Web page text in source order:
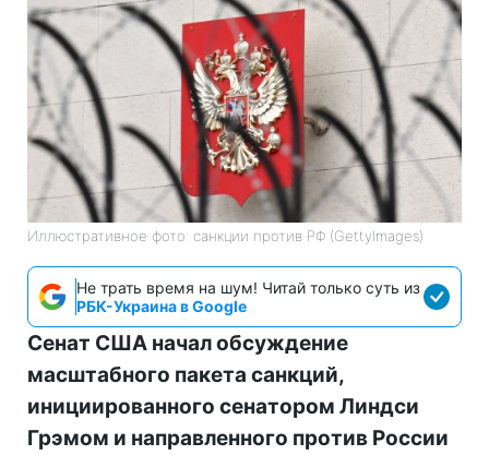
Иллюстративное фото: санкции против РФ (GettyImages)
Не трать время на шум! Читай только суть из
РБК-Украина в Google
Сенат США начал обсуждение
масштабного пакета санкций,
инициированного сенатором Линдси
Грэмом и направленного против России